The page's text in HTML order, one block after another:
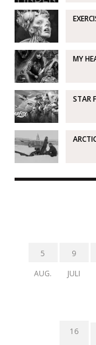
MY
STAR
5
AUG.
9
JULI
16